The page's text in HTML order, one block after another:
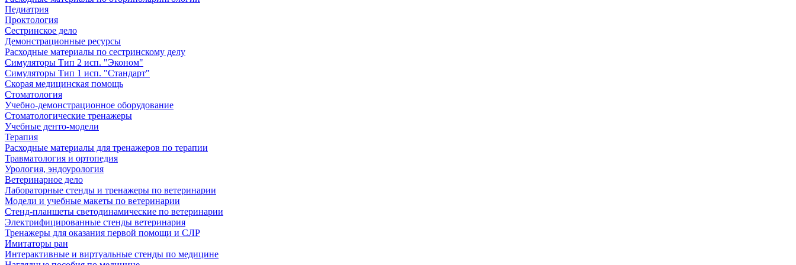
Педиатрия
Проктология
Сестринское дело
Демонстрационные ресурсы
Расходные материалы по сестринскому делу
Симуляторы Тип 2 исп. "Эконом"
Симуляторы Тип 1 исп. "Стандарт"
Скорая медицинская помощь
Стоматология
Учебно-демонстрационное оборудование
Стоматологические тренажеры
Учебные денто-модели
Терапия
Расходные материалы для тренажеров по терапии
Травматология и ортопедия
Урология, эндоурология
Ветеринарное дело
Лабораторные стенды и тренажеры по ветеринарии
Модели и учебные макеты по ветеринарии
Стенд-планшеты светодинамические по ветеринарии
Электрифицированные стенды ветеринария
Тренажеры для оказания первой помощи и СЛР
Имитаторы ран
Интерактивные и виртуальные стенды по медицине